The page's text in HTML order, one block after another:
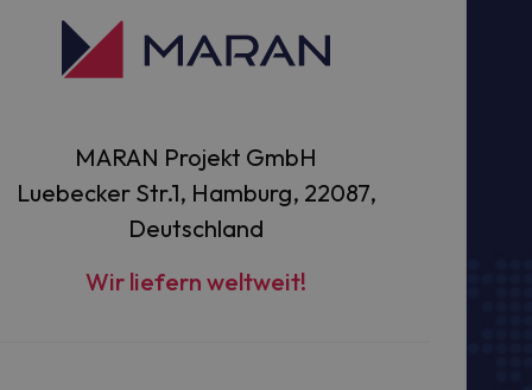
MARAN Projekt GmbH
Luebecker Str.1, Hamburg, 22087,
Deutschland
Wir liefern weltweit!